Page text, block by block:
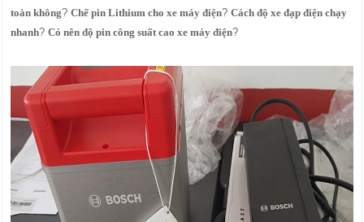
toàn không?Chế pin Lithium cho xe máy điện?Cách độ xe đạp điện chạy
nhanh?Có nên độ pin công suất cao xe máy điện?